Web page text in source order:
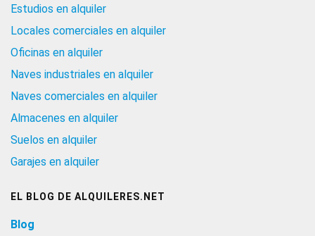
Estudios en alquiler
Locales comerciales en alquiler
Oficinas en alquiler
Naves industriales en alquiler
Naves comerciales en alquiler
Almacenes en alquiler
Suelos en alquiler
Garajes en alquiler
EL BLOG DE ALQUILERES.NET
Blog